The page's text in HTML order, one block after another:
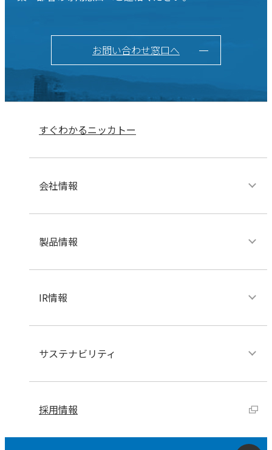
お問い合わせ窓口へ
すぐわかるニッカトー
会社情報
製品情報
IR情報
サステナビリティ
採用情報